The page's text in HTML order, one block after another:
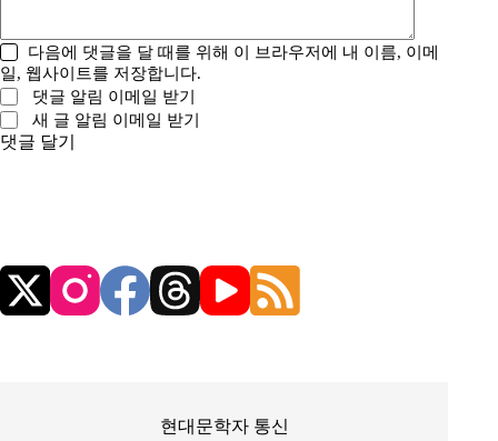
다음에 댓글을 달 때를 위해 이 브라우저에 내 이름, 이메
일, 웹사이트를 저장합니다.
댓글 알림 이메일 받기
새 글 알림 이메일 받기
댓글 달기
현대문학자 통신